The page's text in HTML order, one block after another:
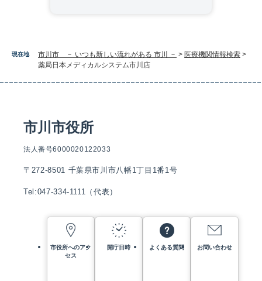
現在地 市川市 － いつも新しい流れがある 市川 － > 医療機関情報検索 >
薬局日本メディカルシステム市川店
市川市役所
法人番号6000020122033
〒272-8501 千葉県市川市八幡1丁目1番1号
Tel:047-334-1111（代表）
市役所へのアク
セス
開庁日時 よくある質問 お問い合わせ